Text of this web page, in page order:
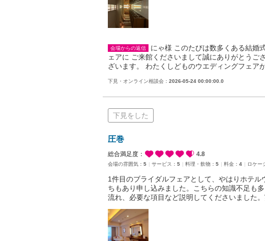
会場からの返信
にゃ様 このたびは数多くある結婚
ェアに ご来館くださいまして誠にありがとう
ざいます。 わたくしどものウエディングフェア
下見・オンライン相談会： 2026-05-24 00:00:00.0
下見をした
圧巻
総合満足度： 4.8
会場の雰囲気： 5 サービス： 5 料理・飲物： 5 料金： 4 ロケー
1件目のブライダルフェアとして、やはりホテ
ちもあり申し込みました。こちらの知識不足も
流れ、必要な項目など説明してくださいました